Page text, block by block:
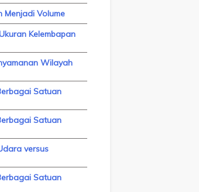
Menjadi Volume
Kelembapan
Wilayah
Satuan
Satuan
versus
Satuan